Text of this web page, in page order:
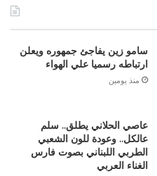
سامو زين يفاجئ جمهوره ويعلن
ارتباطه رسميا علي الهواء
منذ يومين
عاصي الحلاني يطلق.. سلم
عالكل.. وعودة للون الشعبي
الطربي اللبناني بصوت فارس
الغناء العربي